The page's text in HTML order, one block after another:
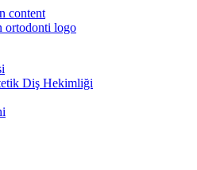
content
Diş Hekimliği